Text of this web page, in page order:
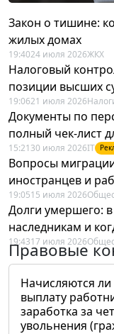
Закон о тишине:
жилых домах
19:4024 июля 2026ЖКХ
Налоговый
позиции высших
19:0621 июля 2026
Документы по
полный чек-лист
15:21 30 июля 2026IT
Вопросы
иностранцев и
19:0515 июля 2026
Долги умершего:
наследникам и
19:4317 июля 2026
Правовые
Начисляются
выплату
заработка за
увольнения